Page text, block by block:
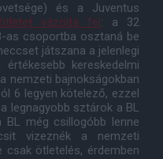
és a Juventus
vázolta fel: a 32
as csoportba osztaná be
játszana a jelenlegi
kereskedelmi
nemzeti bajnokságokban
6 legyen kötelező, ezzel
legnagyobb sztárok a BL
BL még csillogóbb lenne
vizeznék a nemzeti
csak ötletelés, érdemben